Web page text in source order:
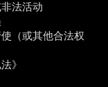
法活动
（或其他合法权
》